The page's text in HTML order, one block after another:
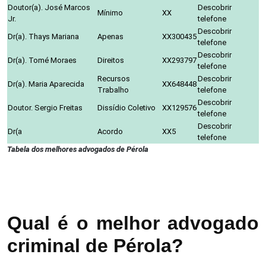
Doutor(a). José Marcos
Jr.
Mínimo XX
Descobrir
telefone
Dr(a). Thays Mariana
Apenas XX300435
Descobrir
telefone
Dr(a). Tomé Moraes
Direitos XX293797
Descobrir
telefone
Dr(a). Maria Aparecida
Recursos
Trabalho
XX648448
Descobrir
telefone
Doutor. Sergio Freitas
Dissídio Coletivo XX129576
Descobrir
telefone
Dr(a
Acordo XX5
Descobrir
telefone
Tabela dos melhores advogados de Pérola
Qual é o melhor advogado
criminal de Pérola?